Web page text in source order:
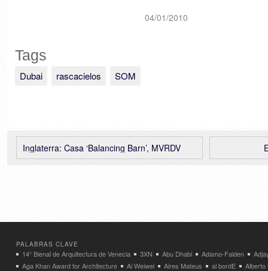
04/01/2010
Tags
Dubai rascacielos SOM
Inglaterra: Casa ‘Balancing Barn’, MVRDV
PALABRAS CLAVE
14° Bienal de Arquitectura de Venecia 3XN Abu Dhabi Adamo-Faiden
Aga Khan Award for Architecture
Ai Weiwei Aires Mateus al bordE
Alberto